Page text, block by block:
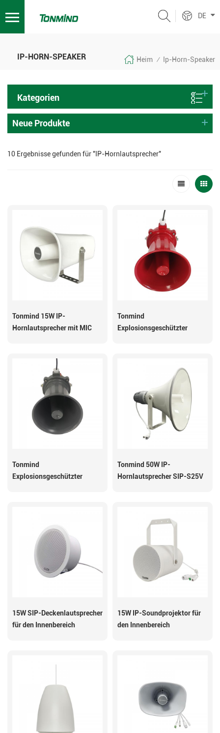
DE
IP-HORN-SPEAKER Heim / Ip-Horn-Speaker
Kategorien
Neue Produkte
10 Ergebnisse gefunden für "IP-Hornlautsprecher"
Tonmind 15W IP-
Hornlautsprecher mit MIC
Tonmind
Explosionsgeschützter
Tonmind
Explosionsgeschützter
Tonmind 50W IP-
Hornlautsprecher SIP-S25V
15W SIP-Deckenlautsprecher
für den Innenbereich
15W IP-Soundprojektor für
den Innenbereich